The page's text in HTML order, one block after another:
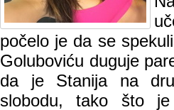
počelo je da se
Goluboviću duguje
da je Stanija na
slobodu, tako što